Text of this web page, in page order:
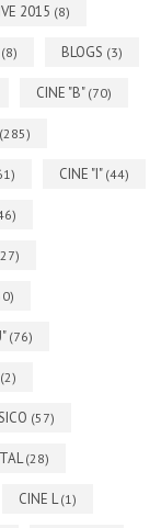
2015 (8)
(8) BLOGS (3)
CINE "B" (70)
(285)
CINE "I" (44)
(76)
(2)
(57)
(28)
CINE L(1)